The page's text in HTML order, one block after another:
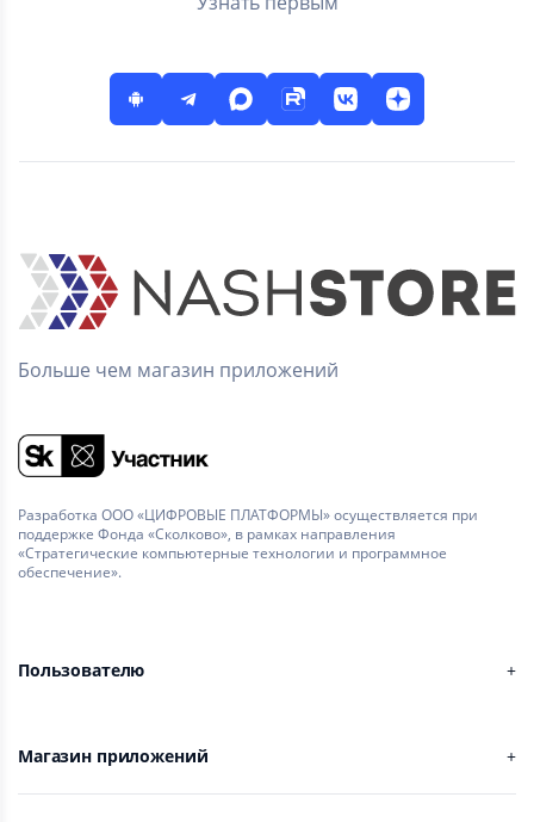
Больше чем магазин приложений
Разработка ООО «ЦИФРОВЫЕ ПЛАТФОРМЫ» осуществляется при
поддержке Фонда «Сколково», в рамках направления
«Стратегические компьютерные технологии и программное
обеспечение».
Пользователю
Магазин приложений